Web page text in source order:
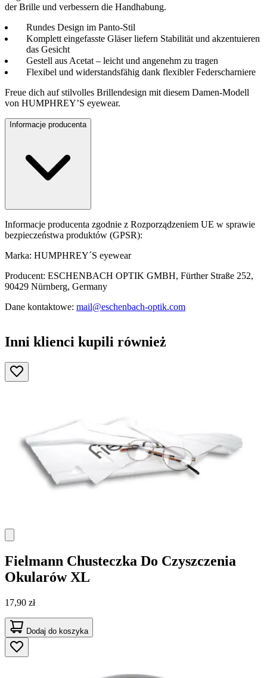
der Brille und verbessern die Handhabung.
Rundes Design im Panto-Stil
Komplett eingefasste Gläser liefern Stabilität und akzentuieren
das Gesicht
Gestell aus Acetat – leicht und angenehm zu tragen
Flexibel und widerstandsfähig dank flexibler Federscharniere
Freue dich auf stilvolles Brillendesign mit diesem Damen-Modell
von HUMPHREY’S eyewear.
Informacje producenta
Informacje producenta zgodnie z Rozporządzeniem UE w sprawie
bezpieczeństwa produktów (GPSR):
Marka: HUMPHREY´S eyewear
Producent: ESCHENBACH OPTIK GMBH, Fürther Straße 252,
90429 Nürnberg, Germany
Dane kontaktowe: mail@eschenbach-optik.com
Inni klienci kupili również
Fielmann Chusteczka Do Czyszczenia
Okularów XL
17,90 zł
Dodaj do koszyka